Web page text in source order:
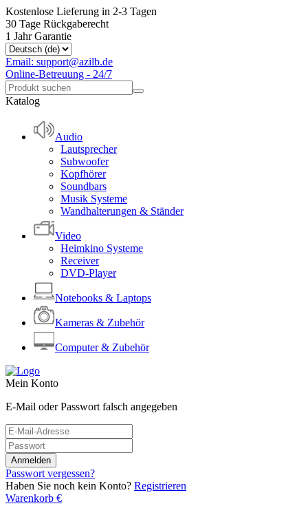
Kostenlose Lieferung in 2-3 Tagen
30 Tage Rückgaberecht
1 Jahr Garantie
Email: support@azilb.de
Online-Betreuung - 24/7
Katalog
Audio
Lautsprecher
Subwoofer
Kopfhörer
Soundbars
Musik Systeme
Wandhalterungen & Ständer
Video
Heimkino Systeme
Receiver
DVD-Player
Notebooks & Laptops
Kameras & Zubehör
Computer & Zubehör
Mein Konto
E-Mail oder Passwort falsch angegeben
Passwort vergessen?
Haben Sie noch kein Konto? Registrieren
Warenkorb €